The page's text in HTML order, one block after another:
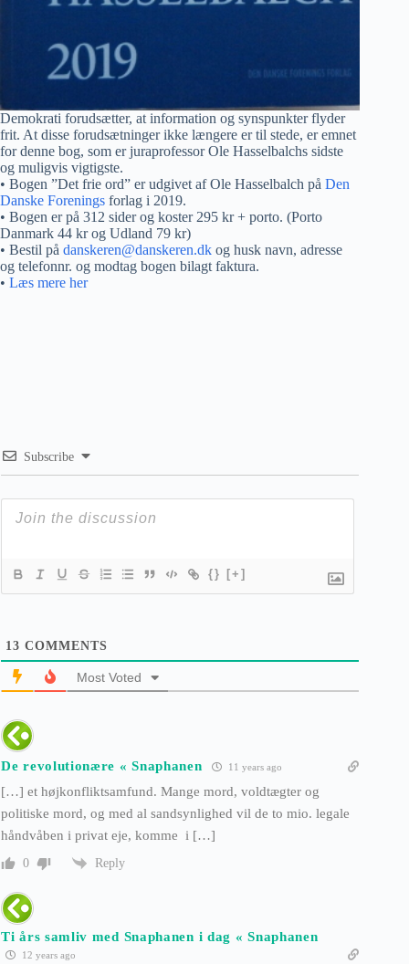
Demokrati forudsætter, at information og synspunkter flyder
frit. At disse forudsætninger ikke længere er til stede, er emnet
for denne bog, som er juraprofessor Ole Hasselbalchs sidste
og muligvis vigtigste.
• Bogen ”Det frie ord” er udgivet af Ole Hasselbalch på Den
Danske Forenings forlag i 2019.
• Bogen er på 312 sider og koster 295 kr + porto. (Porto
Danmark 44 kr og Udland 79 kr)
• Bestil på danskeren@danskeren.dk og husk navn, adresse
og telefonnr. og modtag bogen bilagt faktura.
• Læs mere her
Subscribe
{} [+]
13 COMMENTS
Most Voted
De revolutionære « Snaphanen 11 years ago
[…] et højkonfliktsamfund. Mange mord, voldtægter og
politiske mord, og med al sandsynlighed vil de to mio. legale
håndvåben i privat eje, komme i […]
0 Reply
Ti års samliv med Snaphanen i dag « Snaphanen
12 years ago